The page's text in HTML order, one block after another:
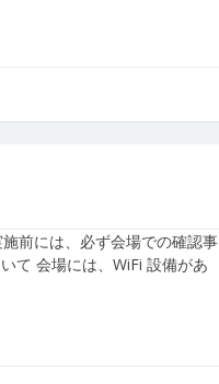
前には、必ず会場での確認事
て 会場には、WiFi 設備があ